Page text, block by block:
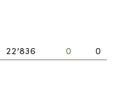
22’836 0
0